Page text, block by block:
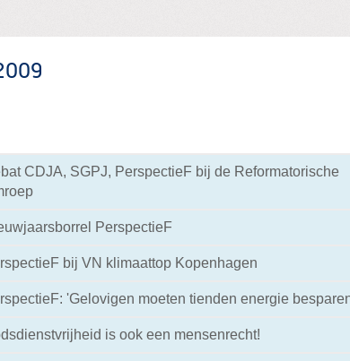
2009 10:52
CDJA, SGPJ, PerspectieF bij de Reformatorische
2009 18:19 PerspectieF
2009 09:25bij VN klimaattop Kopenhagen
2009 13:53'Gelovigen moeten tienden energie
2009 17:37 is ook een mensenrecht!